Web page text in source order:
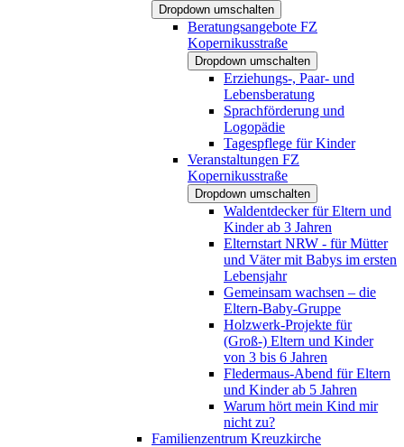
Dropdown umschalten
Beratungsangebote FZ
Kopernikusstraße
Dropdown umschalten
Erziehungs-, Paar- und
Lebensberatung
Sprachförderung und
Logopädie
Tagespflege für Kinder
Veranstaltungen FZ
Kopernikusstraße
Dropdown umschalten
Waldentdecker für Eltern und
Kinder ab 3 Jahren
Elternstart NRW - für Mütter
und Väter mit Babys im ersten
Lebensjahr
Gemeinsam wachsen – die
Eltern-Baby-Gruppe
Holzwerk-Projekte für
(Groß-) Eltern und Kinder
von 3 bis 6 Jahren
Fledermaus-Abend für Eltern
und Kinder ab 5 Jahren
Warum hört mein Kind mir
nicht zu?
Familienzentrum Kreuzkirche